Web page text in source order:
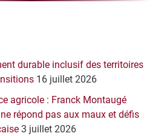
durable inclusif des territoires
16 juillet 2026
agricole : Franck Montaugé
répond pas aux maux et défis
3 juillet 2026